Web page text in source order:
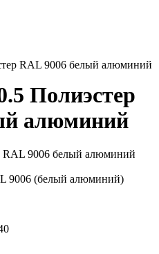
RAL 9006 белый алюминий
Полиэстер
алюминий
9006 (белый алюминий)